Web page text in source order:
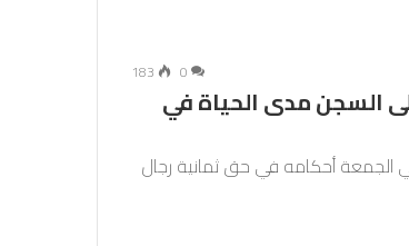
0
183
السجن مدى الحياة في
الجمعة أحكامه في حق ثمانية رجال